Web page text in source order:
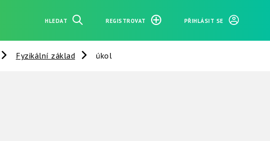
HLEDAT REGISTROVAT PŘIHLÁSIT SE
Fyzikální základ úkol